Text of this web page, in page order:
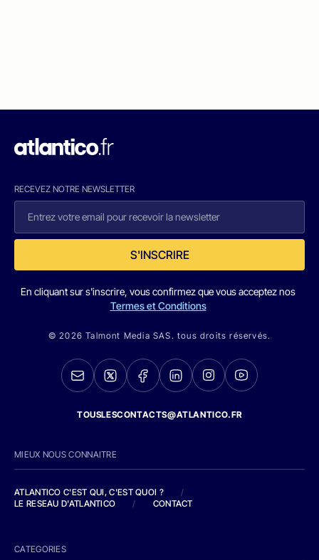
RECEVEZ NOTRE NEWSLETTER
S'INSCRIRE
En cliquant sur s'inscrire, vous confirmez que vous acceptez nos
Termes et Conditions
© 2026 Talmont Media SAS. tous droits réservés.
TOUSLESCONTACTS@ATLANTICO.FR
MIEUX NOUS CONNAITRE
ATLANTICO C'EST QUI, C'EST QUOI ?
/
LE RESEAU D'ATLANTICO
/ CONTACT
CATEGORIES